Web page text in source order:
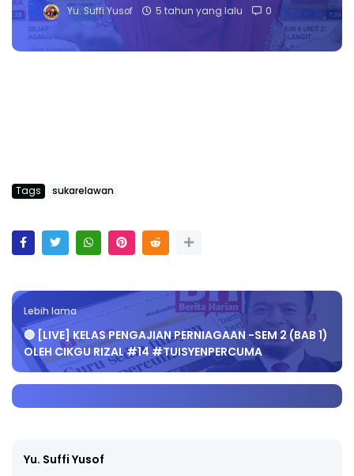
Yu. Suffi Yusof 5 tahun yang lalu 0
Tags sukarelawan
Lebih lama
🔴 [LIVE] KELAS PENGAJIAN PERNIAGAAN -SEM 2 (BAB 1)
OLEH CIKGU RIZAL #14 #TUISYENPERCUMA
Yu. Suffi Yusof